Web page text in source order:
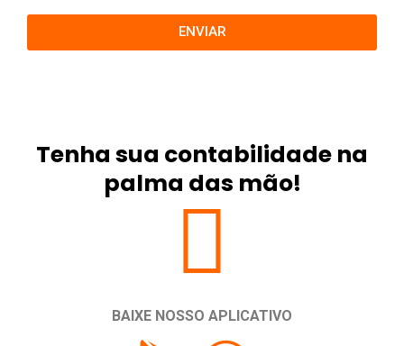
ENVIAR
Tenha sua contabilidade na
palma das mão!
BAIXE NOSSO APLICATIVO